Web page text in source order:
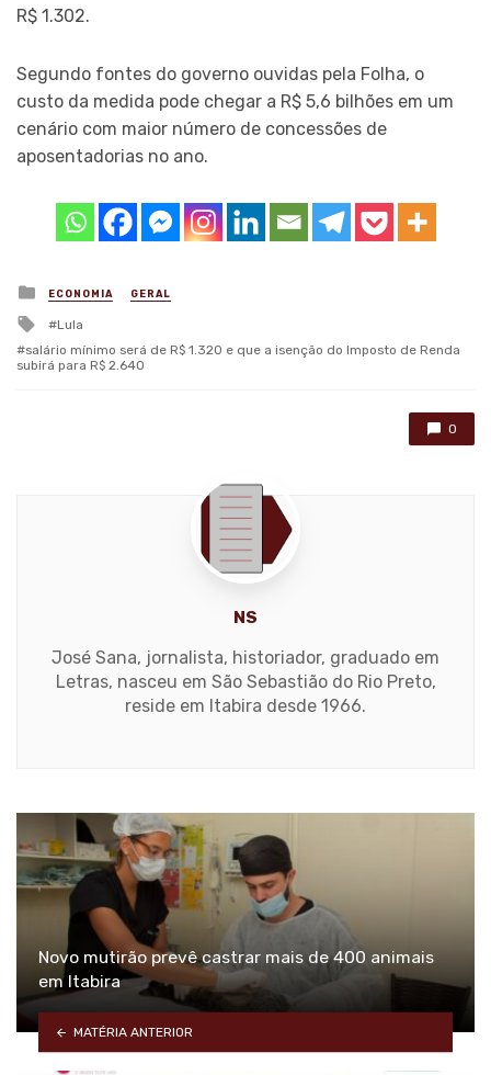
R$ 1.302.
Segundo fontes do governo ouvidas pela Folha, o
custo da medida pode chegar a R$ 5,6 bilhões em um
cenário com maior número de concessões de
aposentadorias no ano.
Posted
in
ECONOMIA GERAL
Tagged
with
Lula
salário mínimo será de R$ 1.320 e que a isenção do Imposto de Renda
subirá para R$ 2.640
0
NS
José Sana, jornalista, historiador, graduado em
Letras, nasceu em São Sebastião do Rio Preto,
reside em Itabira desde 1966.
Novo mutirão prevê castrar mais de 400 animais
em Itabira
MATÉRIA ANTERIOR